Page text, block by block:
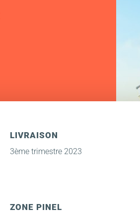
LIVRAISON
3ème trimestre 2023
ZONE PINEL